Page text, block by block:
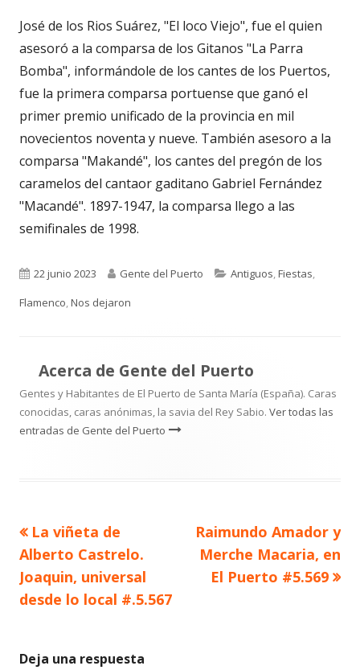
José de los Rios Suárez, "El loco Viejo", fue el quien
asesoró a la comparsa de los Gitanos "La Parra
Bomba", informándole de los cantes de los Puertos,
fue la primera comparsa portuense que ganó el
primer premio unificado de la provincia en mil
novecientos noventa y nueve. También asesoro a la
comparsa "Makandé", los cantes del pregón de los
caramelos del cantaor gaditano Gabriel Fernández
"Macandé". 1897-1947, la comparsa llego a las
semifinales de 1998.
Publicado
el
22 junio 2023 Autor
Gente del Puerto Categorías
Antiguos Fiestas
Flamenco Nos dejaron
Acerca de Gente del Puerto
Gentes y Habitantes de El Puerto de Santa María (España). Caras
conocidas, caras anónimas, la savia del Rey Sabio. Ver todas las
entradas de Gente del Puerto
Navegación
de
entradas
Artículo
anterior
La viñeta de
Alberto Castrelo.
Joaquin, universal
desde lo local #.5.567
Artículo
siguiente
Raimundo Amador y
Merche Macaria, en
El Puerto #5.569
Deja una respuesta